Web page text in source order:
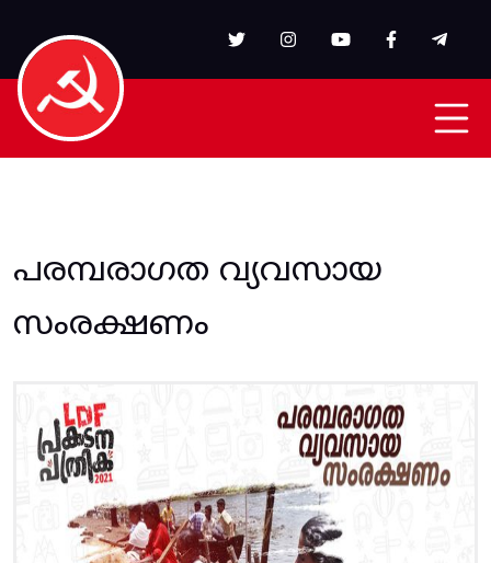
പരമ്പരാഗത വ്യവസായ
സംരക്ഷണം